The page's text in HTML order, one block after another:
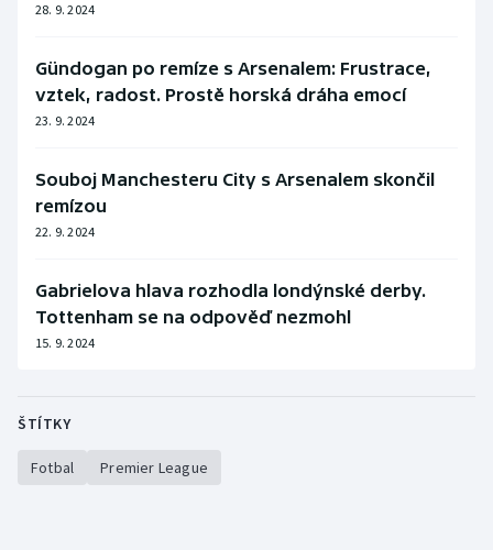
28. 9. 2024
Gündogan po remíze s Arsenalem: Frustrace,
vztek, radost. Prostě horská dráha emocí
23. 9. 2024
Souboj Manchesteru City s Arsenalem skončil
remízou
22. 9. 2024
Gabrielova hlava rozhodla londýnské derby.
Tottenham se na odpověď nezmohl
15. 9. 2024
ŠTÍTKY
Fotbal Premier League